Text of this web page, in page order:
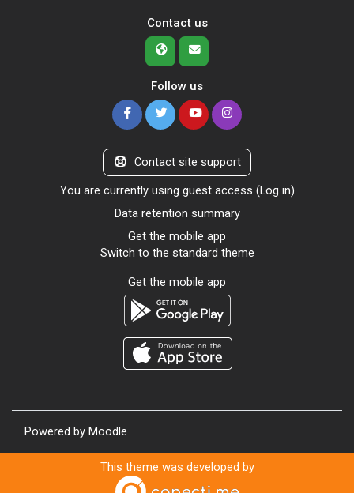
Contact us
Follow us
Contact site support
You are currently using guest access (Log in)
Data retention summary
Get the mobile app
Switch to the standard theme
Get the mobile app
Powered by Moodle
This theme was developed by